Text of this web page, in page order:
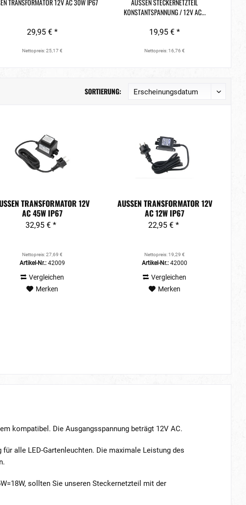
TRANSFORMATOR 12V AC 30W IP67
29,95 € *
Nettopreis: 25,17 €
AUSSEN STECKERNETZTEIL K
ONSTANTSPANNUNG / 12V AC...
19,95 € *
Nettopreis: 16,76 €
SORTIERUNG:
TRANSFORMATOR 12V A
C 45W IP67
32,95 € *
Nettopreis: 27,69 €
Artikel-Nr.:42009
Vergleichen
Merken
AUSSEN TRANSFORMATOR 12V A
C 12W IP67
22,95 € *
Nettopreis: 19,29 €
Artikel-Nr.: 42000
Vergleichen
Merken
kompatibel. Die Ausgangsspannung beträgt 12V AC.
alle LED-Gartenleuchten. Die maximale Leistung des
sollten Sie unseren Steckernetzteil mit der